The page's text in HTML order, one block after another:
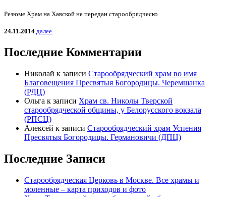
Резюме Храм на Хавской не передан старообрядческо
24.11.2014 далее
Последние Комментарии
Николай к записи Старообрядческий храм во имя
Благовещения Пресвятыя Богородицы. Черемшанка
(РДЦ)
Ольга к записи Храм св. Николы Тверской
старообрядческой общины, у Белорусского вокзала
(РПСЦ)
Алексей к записи Старообрядческий храм Успения
Пресвятыя Богородицы. Германовичи (ДПЦ)
Последние Записи
Старообрядческая Церковь в Москве. Все храмы и
моленные – карта приходов и фото